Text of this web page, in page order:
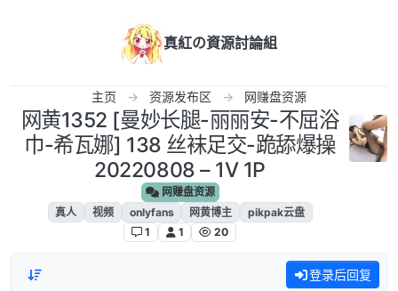
真紅の資源討論組
主页 资源发布区 网赚盘资源
网黄1352 [曼妙长腿-丽丽安-不屈浴
巾-希瓦娜] 138 丝袜足交-跪舔爆操
20220808 – 1V 1P
网赚盘资源
真人
视频 onlyfans 网黄博主
pikpak云盘
1
1 20
登录后回复